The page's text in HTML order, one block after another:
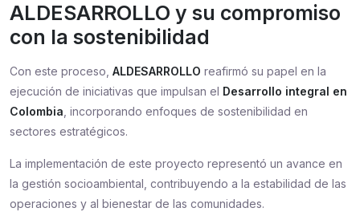
ALDESARROLLO y su compromiso
con la sostenibilidad
Con este proceso, ALDESARROLLO reafirmó su papel en la
ejecución de iniciativas que impulsan el Desarrollo integral en
Colombia, incorporando enfoques de sostenibilidad en
sectores estratégicos.
La implementación de este proyecto representó un avance en
la gestión socioambiental, contribuyendo a la estabilidad de las
operaciones y al bienestar de las comunidades.